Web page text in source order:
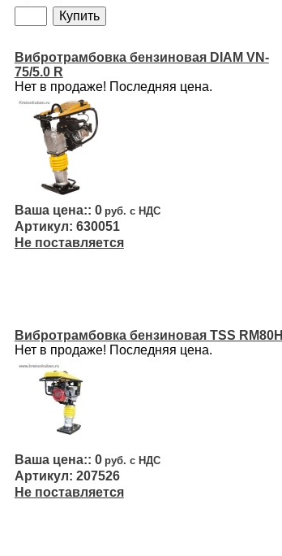
Вибротрамбовка бензиновая DIAM VN-
75/5.0 R
Нет в продаже! Последняя цена.
0
630051
Не поставляется
Вибротрамбовка бензиновая TSS RM80H
Нет в продаже! Последняя цена.
0
207526
Не поставляется